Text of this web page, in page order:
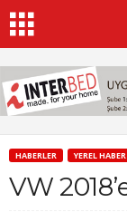
HABERLER YEREL HABER
VW